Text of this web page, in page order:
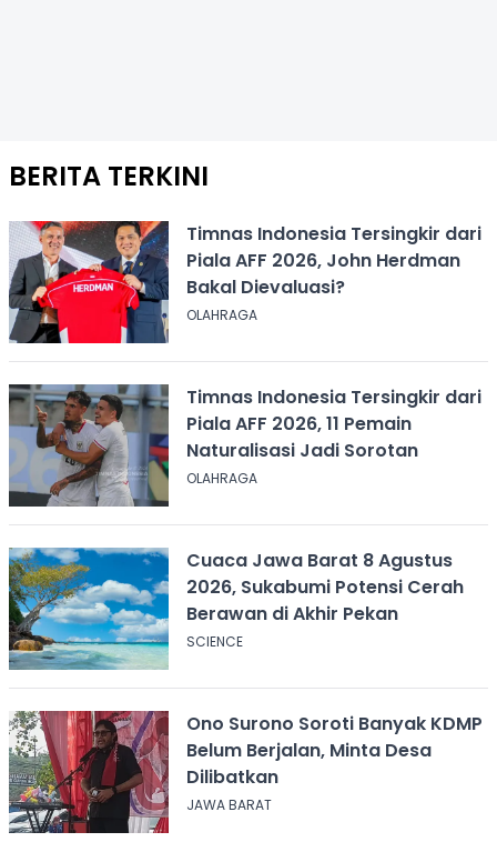
BERITA TERKINI
Timnas Indonesia Tersingkir dari
Piala AFF 2026, John Herdman
Bakal Dievaluasi?
OLAHRAGA
Timnas Indonesia Tersingkir dari
Piala AFF 2026, 11 Pemain
Naturalisasi Jadi Sorotan
OLAHRAGA
Cuaca Jawa Barat 8 Agustus
2026, Sukabumi Potensi Cerah
Berawan di Akhir Pekan
SCIENCE
Ono Surono Soroti Banyak KDMP
Belum Berjalan, Minta Desa
Dilibatkan
JAWA BARAT